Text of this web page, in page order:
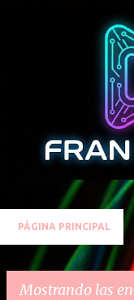
Ir al
PÁGINA PRINCIPAL
Mostrando las